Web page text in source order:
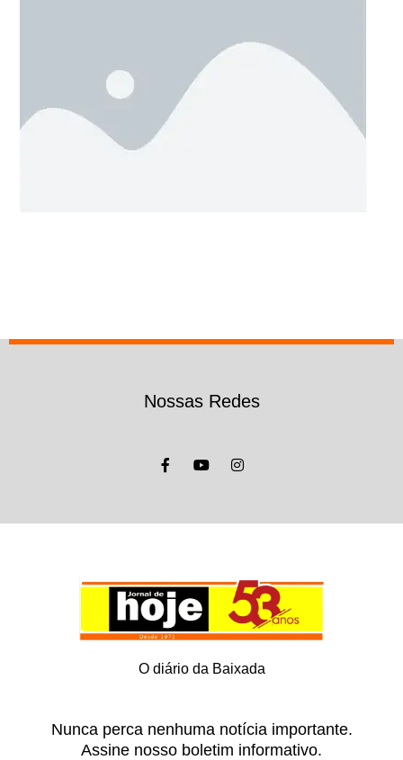
Nossas Redes
O diário da Baixada
Nunca perca nenhuma notícia importante.
Assine nosso boletim informativo.